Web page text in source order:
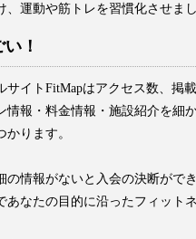
、運動や筋トレを習慣化させまし
！
サイトFitMapはアクセス数、
情報・料金情報・施設紹介を細
ります。
の情報がないと入会の決断がで
あなたの目的に沿ったフィット